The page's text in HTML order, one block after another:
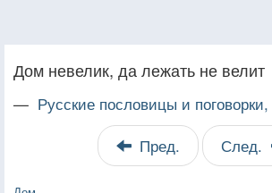
Дом невелик, да лежать не велит
— Русские пословицы и поговорки,
Пред. След.